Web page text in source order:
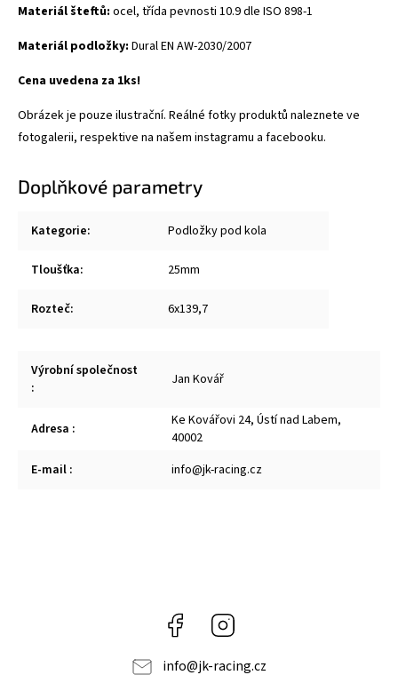
Materiál šteftů: ocel, třída pevnosti 10.9 dle ISO 898-1
Materiál podložky: DuralEN AW-2030/2007
Cena uvedena za 1ks!
Obrázek je pouze ilustrační. Reálné fotky produktů naleznete ve
fotogalerii, respektive na našem instagramu a facebooku.
Doplňkové parametry
Kategorie: Podložky pod kola
Tloušťka: 25mm
Rozteč: 6x139,7
Výrobní společnost
:
Jan Kovář
Adresa :
Ke Kovářovi 24, Ústí nad Labem,
40002
E-mail : info@jk-racing.cz
Facebook
info@jk-racing.cz